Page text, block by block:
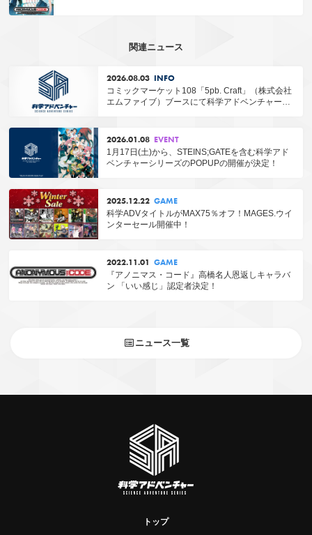
関連ニュース
2026.08.03 INFO
コミックマーケット108「5pb. Craft」（株式会社
エムファイブ）ブースにて科学アドベンチャーシ
2026.01.08 EVENT
1月17日(土)から、STEINS;GATEを含む科学アド
ベンチャーシリーズのPOPUPの開催が決定！
2025.12.22 GAME
科学ADVタイトルがMAX75％オフ！MAGES.ウイ
ンターセール開催中！
2022.11.01 GAME
『アノニマス・コード』高橋名人恩返しキャラバ
ン 「いい感じ」認定者決定！
ニュース一覧
トップ